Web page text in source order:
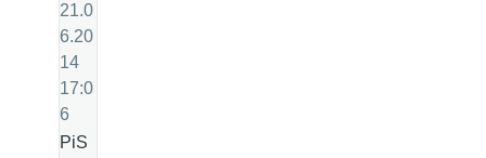
21.0
6.20
14
17:0
6
PiS